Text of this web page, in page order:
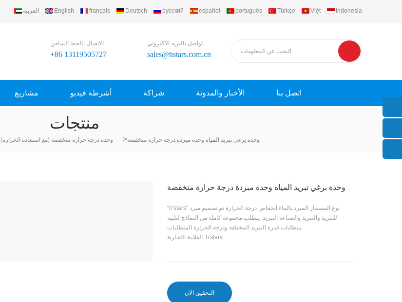
العربية English français Deutsch русский español português Türkçe Việt Indonesia
الاتصال بالخط الساخن
+86 13119505727
تواصل بالبريد الاكتروني
sales@hstars.com.cn
مشاريع أشرطة فيديو شراكة الأخبار والمدونة اتصل بنا
منتجات
وحدة درجة حرارة منخفضة (مع استعادة الحرارة) >وحدة برغي تبريد المياه وحدة مبردة درجة حرارة منخفضة
وحدة برغي تبريد المياه وحدة مبردة درجة حرارة منخفضة
"h'stars" نوع المسمار المبرد بالماء انخفاض درجة الحرارة تم تصميم مبرد
للتبريد والتبريد والصناعة التبريد. يتطلب مجموعة كاملة من النماذج لتلبية
متطلبات قدرة التبريد المختلفة ودرجة الحرارة المتطلبات.
العلامة التجارية: h'stars
التحقيق الآن